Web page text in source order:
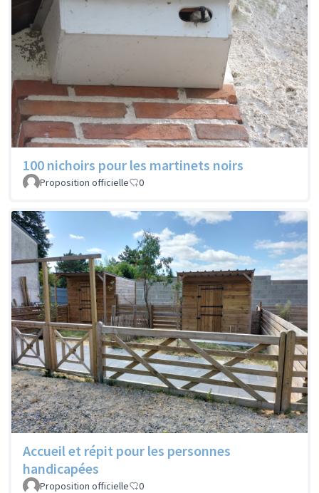
100 nichoirs pour les martinets noirs
Proposition officielle 0
Accueil et répit pour les personnes
handicapées
Proposition officielle 0